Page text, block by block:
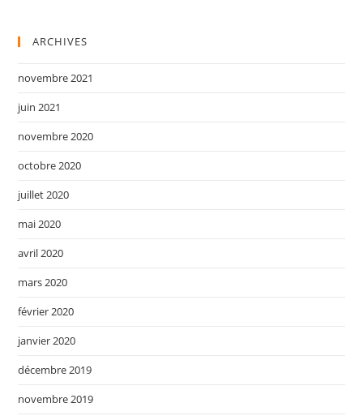
ARCHIVES
novembre 2021
juin 2021
novembre 2020
octobre 2020
juillet 2020
mai 2020
avril 2020
mars 2020
février 2020
janvier 2020
décembre 2019
novembre 2019